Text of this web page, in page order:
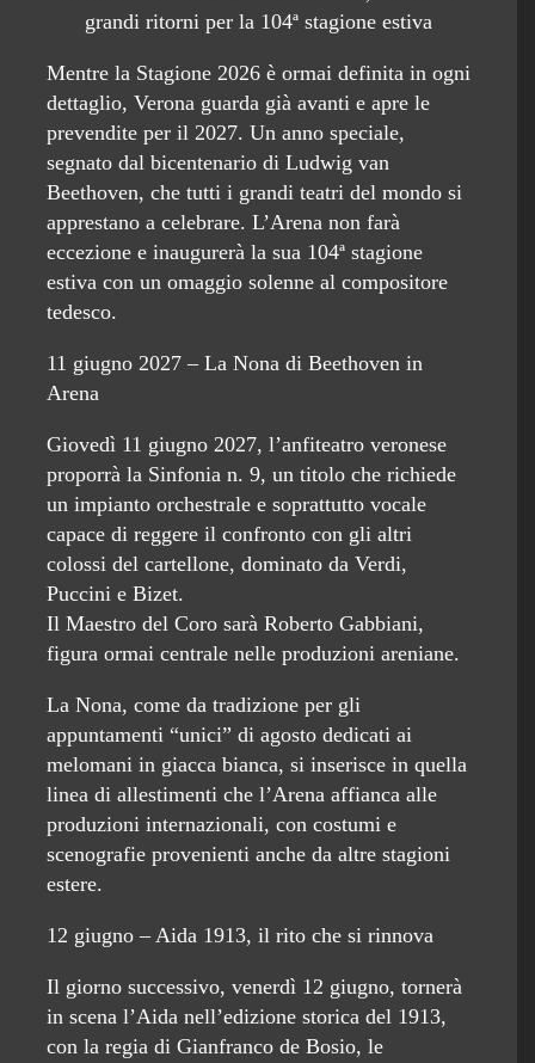
grandi ritorni per la 104ª stagione estiva
Mentre la Stagione 2026 è ormai definita in ogni
dettaglio, Verona guarda già avanti e apre le
prevendite per il 2027. Un anno speciale,
segnato dal bicentenario di Ludwig van
Beethoven, che tutti i grandi teatri del mondo si
apprestano a celebrare. L’Arena non farà
eccezione e inaugurerà la sua 104ª stagione
estiva con un omaggio solenne al compositore
tedesco.
11 giugno 2027 – La Nona di Beethoven in
Arena
Giovedì 11 giugno 2027, l’anfiteatro veronese
proporrà la Sinfonia n. 9, un titolo che richiede
un impianto orchestrale e soprattutto vocale
capace di reggere il confronto con gli altri
colossi del cartellone, dominato da Verdi,
Puccini e Bizet.
Il Maestro del Coro sarà Roberto Gabbiani,
figura ormai centrale nelle produzioni areniane.
La Nona, come da tradizione per gli
appuntamenti “unici” di agosto dedicati ai
melomani in giacca bianca, si inserisce in quella
linea di allestimenti che l’Arena affianca alle
produzioni internazionali, con costumi e
scenografie provenienti anche da altre stagioni
estere.
12 giugno – Aida 1913, il rito che si rinnova
Il giorno successivo, venerdì 12 giugno, tornerà
in scena l’Aida nell’edizione storica del 1913,
con la regia di Gianfranco de Bosio, le